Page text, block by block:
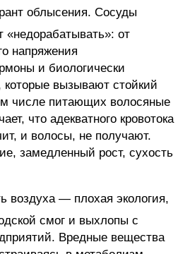
облысения. Сосуды
«недорабатывать»: от
напряжения
и биологически
которые вызывают стойкий
числе питающих волосяные
что адекватного кровотока
и волосы, не получают.
замедленный рост, сухость
воздуха — плохая экология,
смог и выхлопы с
Вредные вещества